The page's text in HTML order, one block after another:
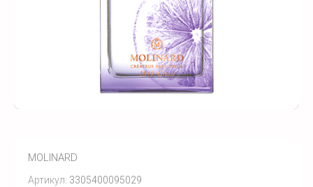
Артикул: 3305400095029
MOLINARD